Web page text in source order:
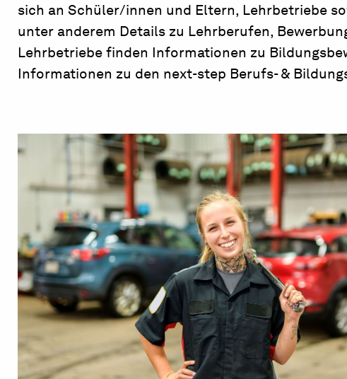
sich an Schüler/innen und Eltern, Lehrbetriebe
unter anderem Details zu Lehrberufen,
Lehrbetriebe finden Informationen zu
Informationen zu den next-step Berufs- &